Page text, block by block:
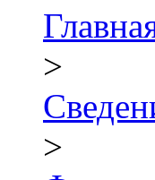
>
>